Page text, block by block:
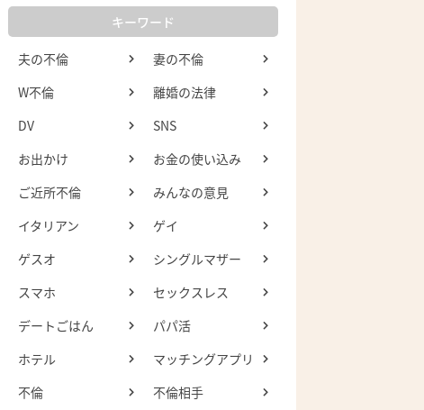
キーワード
夫の不倫
妻の不倫
W不倫
離婚の法律
DV
SNS
お出かけ
お金の使い込み
ご近所不倫
みんなの意見
イタリアン
ゲイ
ゲスオ
シングルマザー
スマホ
セックスレス
デートごはん
パパ活
ホテル
マッチングアプリ
不倫
不倫相手